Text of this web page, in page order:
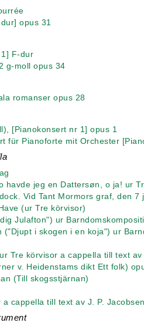
opus 31
F-dur
g-moll opus 34
romanser opus 28
[Pianokonsert nr 1] opus 1
für Pianoforte mit Orchester
havde jeg en Dattersøn, o ja! ur
Vid Tant Mormors graf, den 7
(ur Tre körvisor)
Julafton") ur
("Djupt i skogen i en koja") ur
Tre körvisor a cappella till text av
v. Heidenstams dikt Ett folk)
(Till skogsstjärnan)
a cappella till text av J. P. Jacobsen